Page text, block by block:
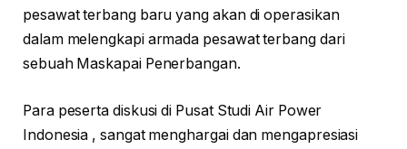
pesawat terbang baru yang akan di operasikan
dalam melengkapi armada pesawat terbang dari
sebuah Maskapai Penerbangan.
Para peserta diskusi di Pusat Studi Air Power
Indonesia , sangat menghargai dan mengapresiasi